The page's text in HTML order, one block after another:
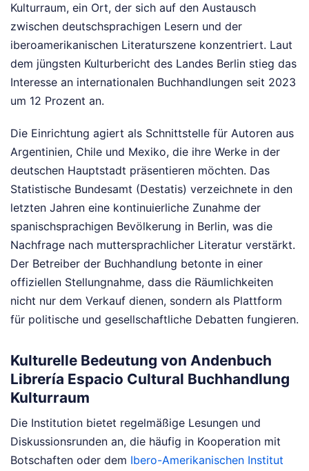
Kulturraum, ein Ort, der sich auf den Austausch
zwischen deutschsprachigen Lesern und der
iberoamerikanischen Literaturszene konzentriert. Laut
dem jüngsten Kulturbericht des Landes Berlin stieg das
Interesse an internationalen Buchhandlungen seit 2023
um 12 Prozent an.
Die Einrichtung agiert als Schnittstelle für Autoren aus
Argentinien, Chile und Mexiko, die ihre Werke in der
deutschen Hauptstadt präsentieren möchten. Das
Statistische Bundesamt (Destatis) verzeichnete in den
letzten Jahren eine kontinuierliche Zunahme der
spanischsprachigen Bevölkerung in Berlin, was die
Nachfrage nach muttersprachlicher Literatur verstärkt.
Der Betreiber der Buchhandlung betonte in einer
offiziellen Stellungnahme, dass die Räumlichkeiten
nicht nur dem Verkauf dienen, sondern als Plattform
für politische und gesellschaftliche Debatten fungieren.
Kulturelle Bedeutung von Andenbuch
Librería Espacio Cultural Buchhandlung
Kulturraum
Die Institution bietet regelmäßige Lesungen und
Diskussionsrunden an, die häufig in Kooperation mit
Botschaften oder dem Ibero-Amerikanischen Institut